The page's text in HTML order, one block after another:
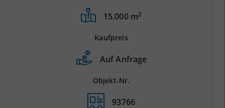
15.000 m2
Kaufpreis
Auf Anfrage
Objekt-Nr.
93766